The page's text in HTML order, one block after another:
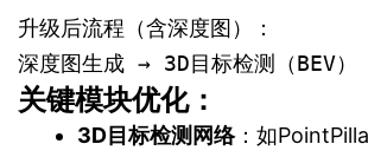
升级后流程（含深度图）：
深度图生成 → 3D目标检测（BEV
关键模块优化：
3D目标检测网络：如